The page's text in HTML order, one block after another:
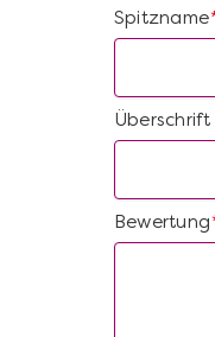
Spitzname
Bewertung